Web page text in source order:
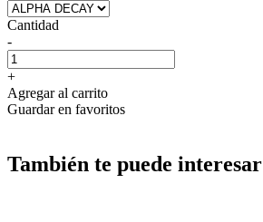
Cantidad
-
+
Agregar al carrito
Guardar en favoritos
También te puede interesar